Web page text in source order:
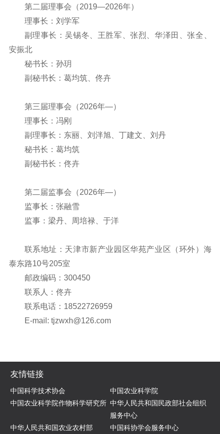
第二届理事会（2019—2026年）
理事长：刘学军
副理事长：吴锡冬、王胜军、张烈、华泽田、张全、
安振北
秘书长：孙玥
副秘书长：葛均筑、佟卉
第三届理事会（2026年—）
理事长：冯刚
副理事长：东丽、刘泮旭、丁建文、刘丹
秘书长：葛均筑
副秘书长：佟卉
第二届监事会（2026年—）
监事长：张融雪
监事：梁丹、周培禄、于洋
联系地址：天津市新产业园区华苑产业区（环外）海
泰东路10号205室
邮政编码：300450
联系人：佟卉
联系电话：18522726959
E-mail: tjzwxh@126.com
友情链接
中国科学技术协会
中国农业科学院
中国农业科学院作物科学研究所 中华人民共和国民政部社会组织
服务中心
中华人民共和国农业农村部
中国科协学会服务中心